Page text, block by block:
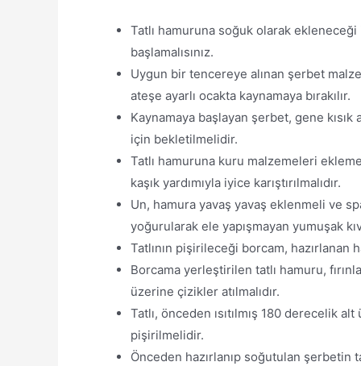
Tatlı hamuruna soğuk olarak
başlamalısınız.
Uygun bir tencereye alınan şerbet
ateşe ayarlı ocakta kaynamaya bırakılır.
Kaynamaya başlayan şerbet, gene kısık
için bekletilmelidir.
Tatlı hamuruna kuru malzemeleri
kaşık yardımıyla iyice karıştırılmalıdır.
Un, hamura yavaş yavaş eklenmeli ve
yoğurularak ele yapışmayan yumuşak
Tatlının pişirileceği borcam, hazırlanan
Borcama yerleştirilen tatlı hamuru,
üzerine çizikler atılmalıdır.
Tatlı, önceden ısıtılmış 180 derecelik
pişirilmelidir.
Önceden hazırlanıp soğutulan şerbetin